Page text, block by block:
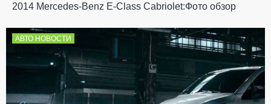
2014 Mercedes-Benz E-Class Cabriolet:Фото обзор
АВТО НОВОСТИ